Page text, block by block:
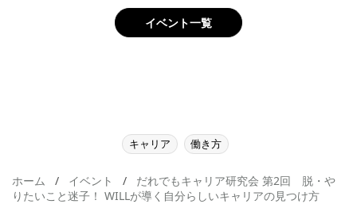
イベント一覧
キャリア 働き方
ホーム イベント
だれでもキャリア研究会 第2回 脱・や
りたいこと迷子！ WILLが導く自分らしいキャリアの見つけ方